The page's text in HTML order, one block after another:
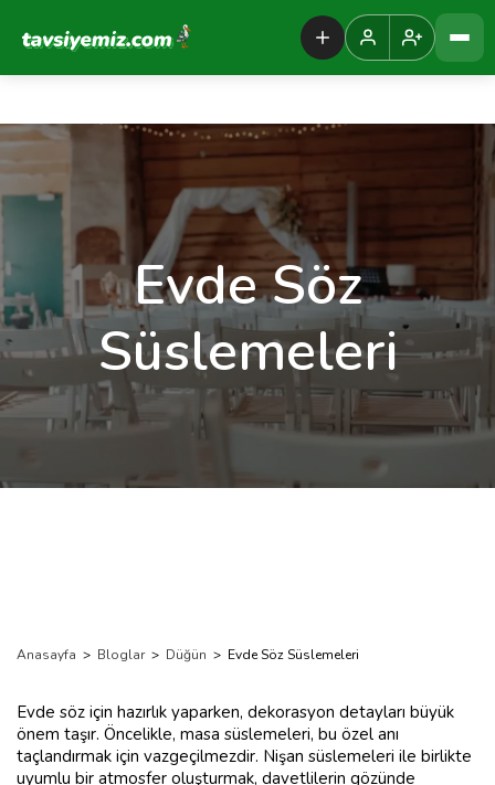
Tavsiyemiz Anasayfa
Evde Söz
Süslemeleri
Anasayfa > Bloglar > Düğün > Evde Söz Süslemeleri
Evde söz için hazırlık yaparken, dekorasyon detayları büyük
önem taşır. Öncelikle, masa süslemeleri, bu özel anı
taçlandırmak için vazgeçilmezdir. Nişan süslemeleri ile birlikte
uyumlu bir atmosfer oluşturmak, davetlilerin gözünde